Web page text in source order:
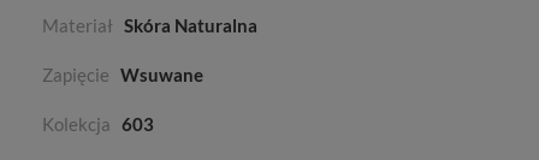
Materiał Skóra Naturalna
Zapięcie Wsuwane
Kolekcja 603